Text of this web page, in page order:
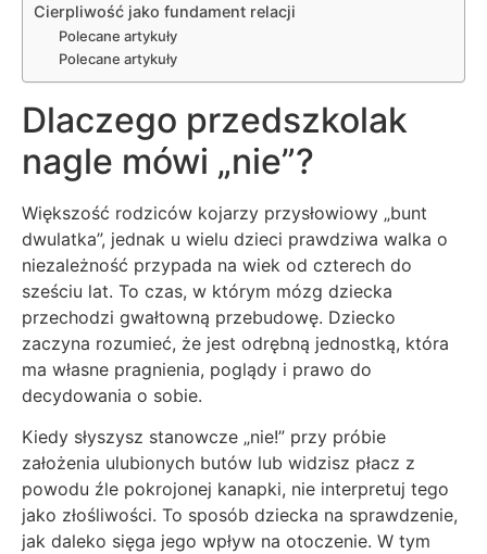
Cierpliwość jako fundament relacji
Polecane artykuły
Polecane artykuły
Dlaczego przedszkolak
nagle mówi „nie”?
Większość rodziców kojarzy przysłowiowy „bunt
dwulatka”, jednak u wielu dzieci prawdziwa walka o
niezależność przypada na wiek od czterech do
sześciu lat. To czas, w którym mózg dziecka
przechodzi gwałtowną przebudowę. Dziecko
zaczyna rozumieć, że jest odrębną jednostką, która
ma własne pragnienia, poglądy i prawo do
decydowania o sobie.
Kiedy słyszysz stanowcze „nie!” przy próbie
założenia ulubionych butów lub widzisz płacz z
powodu źle pokrojonej kanapki, nie interpretuj tego
jako złośliwości. To sposób dziecka na sprawdzenie,
jak daleko sięga jego wpływ na otoczenie. W tym